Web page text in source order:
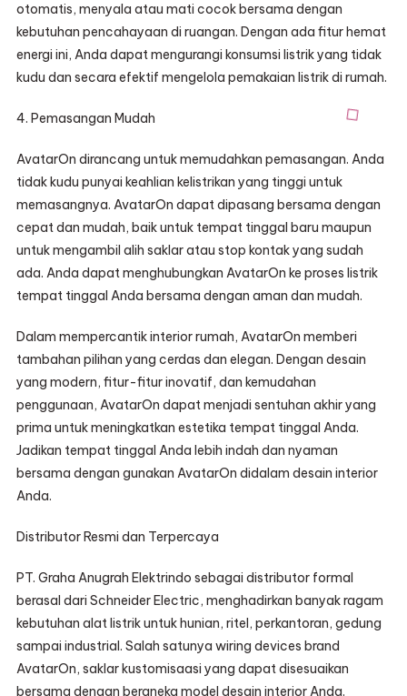
otomatis, menyala atau mati cocok bersama dengan
kebutuhan pencahayaan di ruangan. Dengan ada fitur hemat
energi ini, Anda dapat mengurangi konsumsi listrik yang tidak
kudu dan secara efektif mengelola pemakaian listrik di rumah.
4. Pemasangan Mudah
AvatarOn dirancang untuk memudahkan pemasangan. Anda
tidak kudu punyai keahlian kelistrikan yang tinggi untuk
memasangnya. AvatarOn dapat dipasang bersama dengan
cepat dan mudah, baik untuk tempat tinggal baru maupun
untuk mengambil alih saklar atau stop kontak yang sudah
ada. Anda dapat menghubungkan AvatarOn ke proses listrik
tempat tinggal Anda bersama dengan aman dan mudah.
Dalam mempercantik interior rumah, AvatarOn memberi
tambahan pilihan yang cerdas dan elegan. Dengan desain
yang modern, fitur-fitur inovatif, dan kemudahan
penggunaan, AvatarOn dapat menjadi sentuhan akhir yang
prima untuk meningkatkan estetika tempat tinggal Anda.
Jadikan tempat tinggal Anda lebih indah dan nyaman
bersama dengan gunakan AvatarOn didalam desain interior
Anda.
Distributor Resmi dan Terpercaya
PT. Graha Anugrah Elektrindo sebagai distributor formal
berasal dari Schneider Electric, menghadirkan banyak ragam
kebutuhan alat listrik untuk hunian, ritel, perkantoran, gedung
sampai industrial. Salah satunya wiring devices brand
AvatarOn, saklar kustomisaasi yang dapat disesuaikan
bersama dengan beraneka model desain interior Anda.